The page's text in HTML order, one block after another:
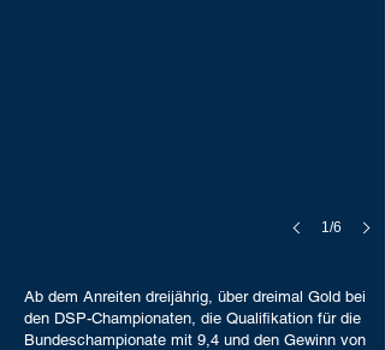
1/6
Ab dem Anreiten dreijährig, über dreimal Gold bei
den DSP-Championaten, die Qualifikation für die
Bundeschampionate mit 9,4 und den Gewinn von